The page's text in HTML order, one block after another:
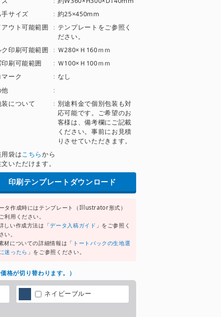
サイズ
: 約25×450mm
ウト可能範囲
: テンプレートをご参照く
ださい。
印刷可能範囲
: Ｗ280×Ｈ160ｍｍ
刷可能範囲
: Ｗ100×Ｈ100ｍｍ
ーク
: なし
:
について
: 別途料金で個別包装も対
応可能です。ご希望のお
客様は、備考欄にご記載
ください。事前にお見積
りさせていただきます。
袋はこちらから
いただけます。
印刷テンプレートダウンロード
タ作成時にはテンプレート（Illustrator形式）
利用ください。
しい作成方法は「データ入稿ガイド 」をご参照く
い。
材についての詳細情報は「 トートバックの生地選
迷ったら 」をご参照ください。
格が切り替わります。 ）
ネイビーブルー